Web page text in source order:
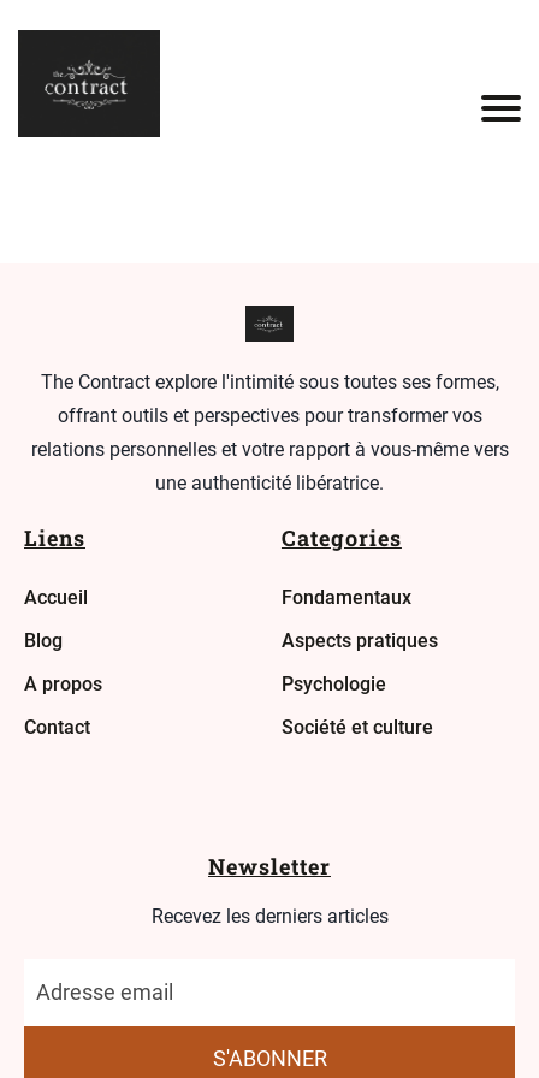
The Contract explore l'intimité sous toutes ses formes,
offrant outils et perspectives pour transformer vos
relations personnelles et votre rapport à vous-même vers
une authenticité libératrice.
Liens
Accueil
Blog
A propos
Contact
Categories
Fondamentaux
Aspects pratiques
Psychologie
Société et culture
Newsletter
Recevez les derniers articles
S'ABONNER